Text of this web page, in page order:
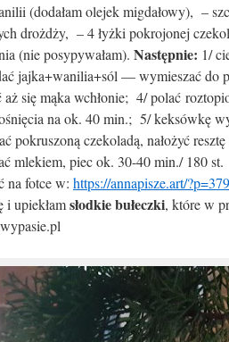
(dodałam olejek migdałowy), –
drożdży, – 4 łyżki pokrojonej
(nie posypywałam). Następnie: 1/
jajka+wanilia+sól — wymieszać do
się mąka wchłonie; 4/ polać
na ok. 40 min.; 5/ keksówkę
pokruszoną czekoladą, nałożyć
mlekiem, piec ok. 30-40 min./ 180 st.
na fotce w: https://annapisze.art/
i upiekłamsłodkie bułeczki, które w